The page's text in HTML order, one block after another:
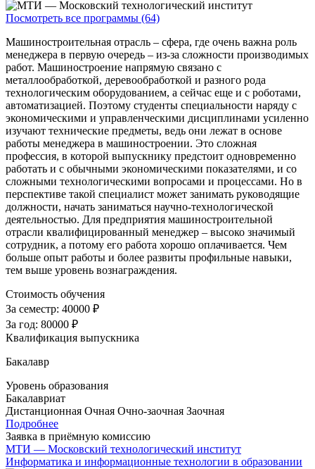
Посмотреть все программы (64)
Машиностроительная отрасль – сфера, где очень важна роль
менеджера в первую очередь – из-за сложности производимых
работ. Машиностроение напрямую связано с
металлообработкой, деревообработкой и разного рода
технологическим оборудованием, а сейчас еще и с роботами,
автоматизацией. Поэтому студенты специальности наряду с
экономическими и управленческими дисциплинами усиленно
изучают технические предметы, ведь они лежат в основе
работы менеджера в машиностроении. Это сложная
профессия, в которой выпускнику предстоит одновременно
работать и с обычными экономическими показателями, и со
сложными технологическими вопросами и процессами. Но в
перспективе такой специалист может занимать руководящие
должности, начать заниматься научно-технологической
деятельностью. Для предприятия машиностроительной
отрасли квалифицированный менеджер – высоко значимый
сотрудник, а потому его работа хорошо оплачивается. Чем
больше опыт работы и более развиты профильные навыки,
тем выше уровень вознаграждения.
Стоимость обучения
За семестр: 40000 ₽
За год: 80000 ₽
Квалификация выпускника
Бакалавр
Уровень образования
Бакалавриат
Дистанционная Очная Очно-заочная Заочная
Подробнее
Заявка в приёмную комиссию
МТИ — Московский технологический институт
Информатика и информационные технологии в образовании